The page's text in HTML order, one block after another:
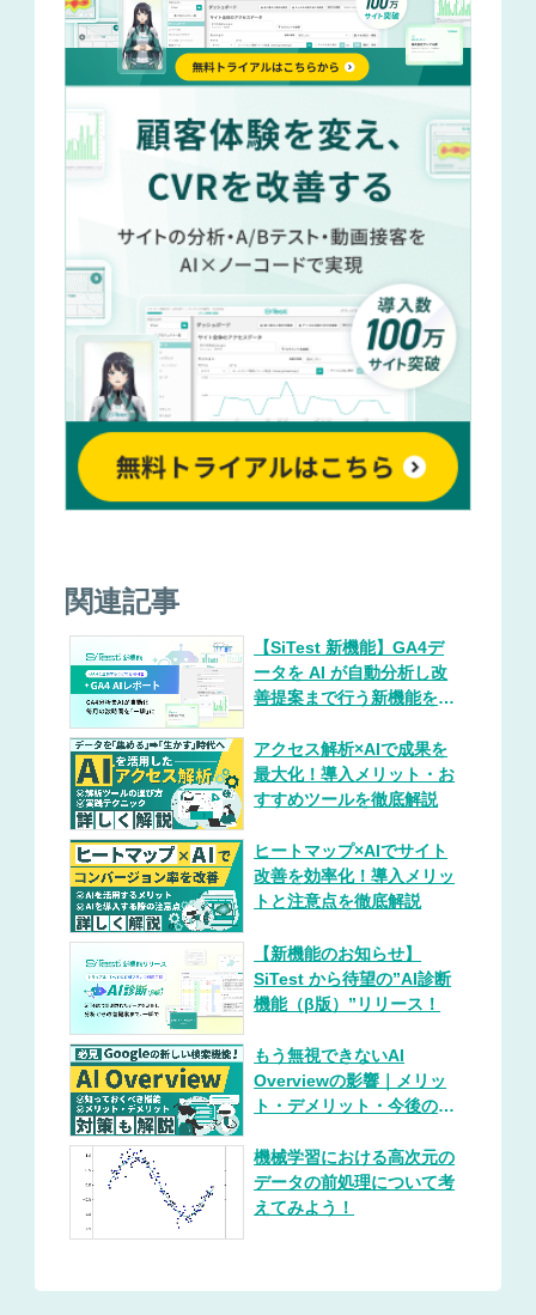
関連記事
【SiTest 新機能】GA4デ
ータを AI が自動分析し改
善提案まで行う新機能を提
アクセス解析×AIで成果を
最大化！導入メリット・お
すすめツールを徹底解説
ヒートマップ×AIでサイト
改善を効率化！導入メリッ
トと注意点を徹底解説
【新機能のお知らせ】
SiTest から待望の”AI診断
機能（β版）”リリース！
もう無視できないAI
Overviewの影響｜メリッ
ト・デメリット・今後の展
ブック付き）
機械学習における高次元の
データの前処理について考
えてみよう！